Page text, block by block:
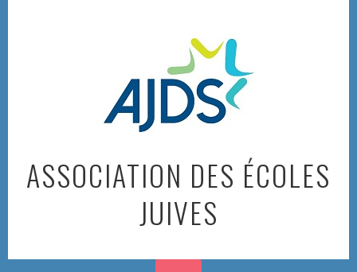
ASSOCIATION DES ÉCOLES
JUIVES